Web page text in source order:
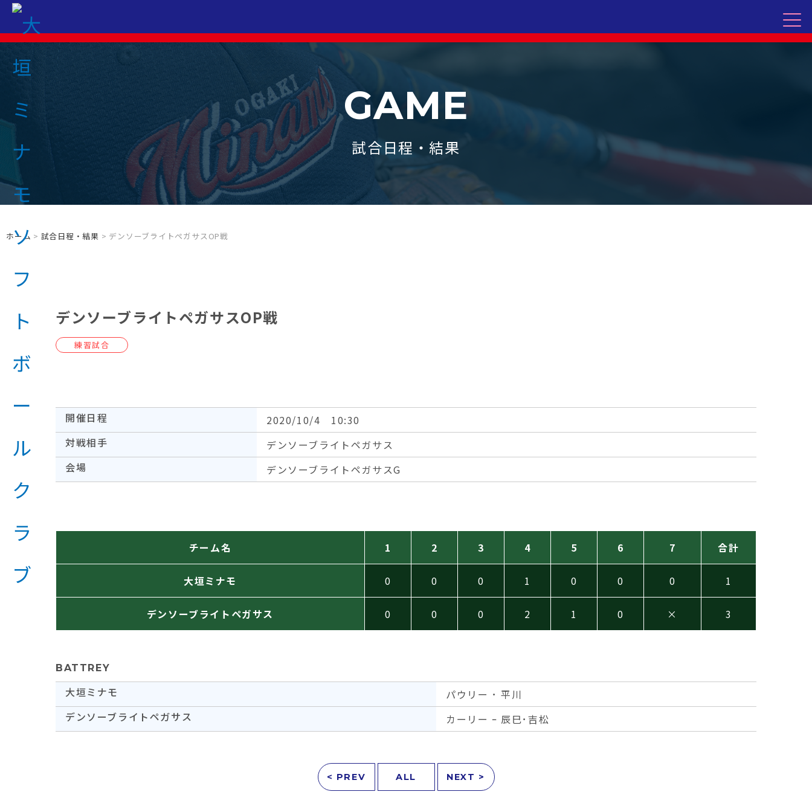
GAME
試合日程・結果
ホーム > 試合日程・結果 > デンソーブライトペガサスOP戦
デンソーブライトペガサスOP戦
練習試合
開催日程
2020/10/4 10:30
対戦相手
デンソーブライトペガサス
会場
デンソーブライトペガサスG
チーム名 1 2 3 4 5 6 7 合計
大垣ミナモ 0 0 0 1 0 0 0 1
デンソーブライトペガサス 0 0 0 2 1 0 × 3
BATTREY
大垣ミナモ
パウリー ･ 平川
デンソーブライトペガサス
カーリー ｰ 辰巳･吉松
< PREV ALL NEXT >